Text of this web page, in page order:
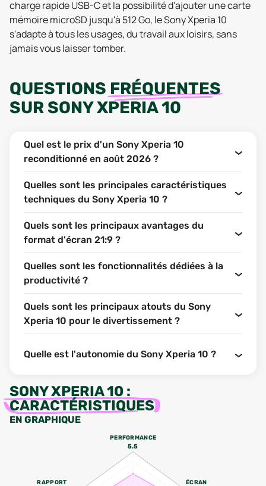
charge rapide USB-C et la possibilité d'ajouter une carte
mémoire microSD jusqu'à 512 Go, le Sony Xperia 10
s'adapte à tous les usages, du travail aux loisirs, sans
jamais vous laisser tomber.
QUESTIONS FRÉQUENTES
SURSONY XPERIA 10
Quel est le prix d'un Sony Xperia 10
reconditionné en août 2026 ?
Quelles sont les principales caractéristiques
techniques du Sony Xperia 10 ?
Quels sont les principaux avantages du
format d'écran 21:9 ?
Quelles sont les fonctionnalités dédiées à la
productivité ?
Quels sont les principaux atouts du Sony
Xperia 10 pour le divertissement ?
Quelle est l'autonomie du Sony Xperia 10 ?
SONY XPERIA 10 :
CARACTÉRISTIQUES
EN GRAPHIQUE
PERFORMANCE
5.5
ÉCRAN
RAPPORT